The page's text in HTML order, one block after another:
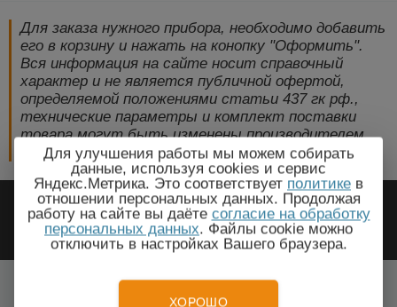
Для заказа нужного прибора, необходимо добавить
его в корзину и нажать на конопку "Оформить".
Вся информация на сайте носит справочный
характер и не является публичной офертой,
определяемой положениями статьи 437 гк рф.,
технические параметры и комплект поставки
товара могут быть изменены производителем
без предварительного уведомления!
2009-2026 © ЭлектроПрогресс -
Электротехническое оборудование
Бишкек, Чуйская область
Для улучшения работы мы можем собирать
данные, используя cookies и сервис
Яндекс.Метрика. Это соответствует политике в
отношении персональных данных. Продолжая
работу на сайте вы даёте согласие на обработку
персональных данных. Файлы cookie можно
отключить в настройках Вашего браузера.
ХОРОШО